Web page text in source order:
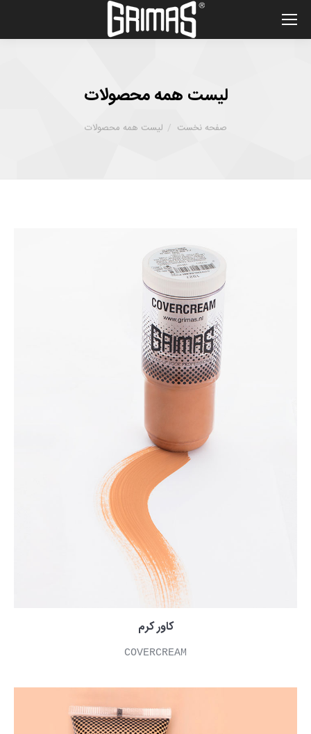
لیست همه محصولات
شما اینجا هستید :صفحه نخست لیست همه محصولات
کاور کرم
COVERCREAM